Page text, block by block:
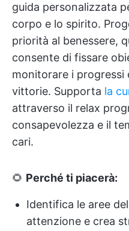
guida personalizzata
corpo e lo spirito.
priorità al benessere,
consente di fissare
monitorare i progressi
vittorie. Supporta la
attraverso il relax
consapevolezza e il
cari.
🌻 Perché ti piacerà:
Identifica le aree
attenzione e crea